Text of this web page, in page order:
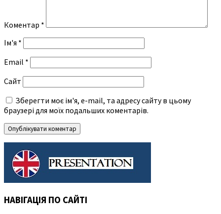
Коментар *
Ім'я *
Email *
Сайт
Зберегти моє ім'я, e-mail, та адресу сайту в цьому
браузері для моїх подальших коментарів.
НАВІГАЦІЯ ПО САЙТІ